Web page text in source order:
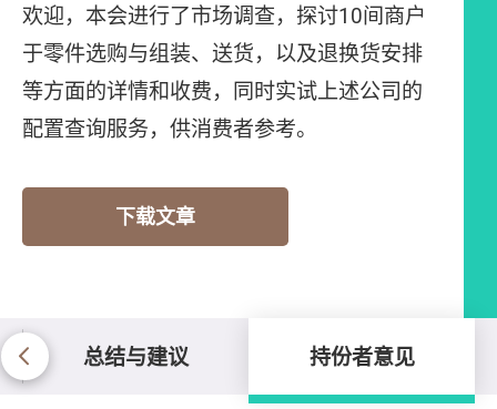
欢迎，本会进行了市场调查，探讨10间商户
于零件选购与组装、送货，以及退换货安排
等方面的详情和收费，同时实试上述公司的
配置查询服务，供消费者参考。
下载文章
总结与建议 持份者意见